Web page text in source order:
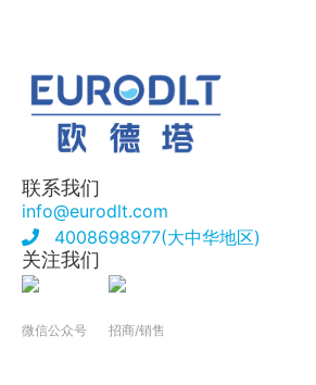
联系我们
info@eurodlt.com
4008698977(大中华地区)
关注我们
微信公众号 招商/销售